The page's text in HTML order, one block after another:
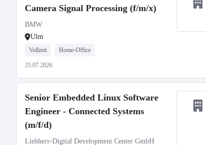
Camera Signal Processing (f/m/x)
BMW
Ulm
Vollzeit Home-Office
25.07.2026
Senior Embedded Linux Software
Engineer - Connected Systems
(m/f/d)
Liebherr-Digital Development Center GmbH